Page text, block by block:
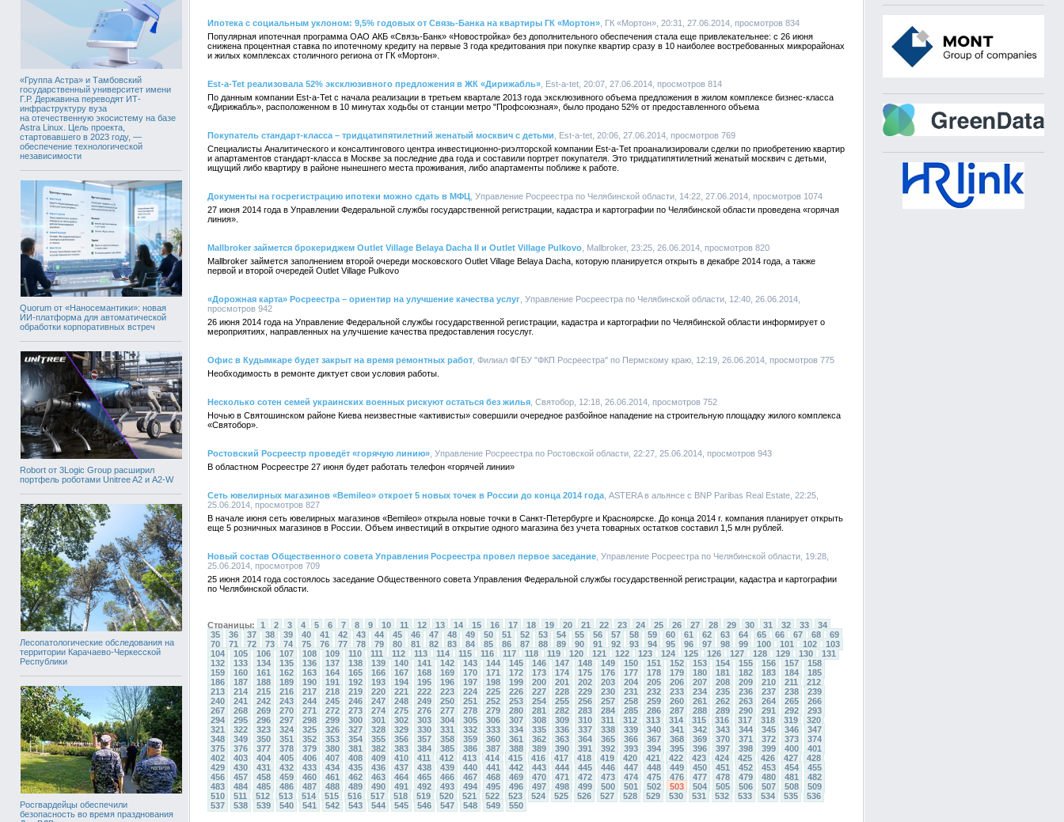
«Группа Астра» и Тамбовский
государственный университет имени
Г.Р. Державина переводят ИТ-
инфраструктуру вуза
на отечественную экосистему на базе
Astra Linux. Цель проекта,
стартовавшего в 2023 году, —
обеспечение технологической
независимости
Quorum от «Наносемантики»: новая
ИИ-платформа для автоматической
обработки корпоративных встреч
Robort от 3Logic Group расширил
портфель роботами Unitree A2 и A2-W
Лесопатологические обследования на
территории Карачаево-Черкесской
Республики
Росгвардейцы обеспечили
безопасность во время празднования
Ипотека с социальным уклоном: 9,5% годовых от Связь-Банка на квартиры ГК «Мортон» , ГК «Мортон», 20:31, 27.06.2014, просмотров 834
Популярная ипотечная программа ОАО АКБ «Связь-Банк» «Новостройка» без дополнительного обеспечения стала еще привлекательнее: с 26 июня
снижена процентная ставка по ипотечному кредиту на первые 3 года кредитования при покупке квартир сразу в 10 наиболее востребованных микрорайонах
и жилых комплексах столичного региона от ГК «Мортон».
Est-a-Tet реализовала 52% эксклюзивного предложения в ЖК «Дирижабль» , Est-a-tet, 20:07, 27.06.2014, просмотров 814
По данным компании Est-a-Tet с начала реализации в третьем квартале 2013 года эксклюзивного объема предложения в жилом комплексе бизнес-класса
«Дирижабль», расположенном в 10 минутах ходьбы от станции метро "Профсоюзная», было продано 52% от предоставленного объема
Покупатель стандарт-класса – тридцатипятилетний женатый москвич с детьми , Est-a-tet, 20:06, 27.06.2014, просмотров 769
Специалисты Аналитического и консалтингового центра инвестиционно-риэлторской компании Est-a-Tet проанализировали сделки по приобретению квартир
и апартаментов стандарт-класса в Москве за последние два года и составили портрет покупателя. Это тридцатипятилетний женатый москвич с детьми,
ищущий либо квартиру в районе нынешнего места проживания, либо апартаменты поближе к работе.
Документы на госрегистрацию ипотеки можно сдать в МФЦ , Управление Росреестра по Челябинской области, 14:22, 27.06.2014, просмотров 1074
27 июня 2014 года в Управлении Федеральной службы государственной регистрации, кадастра и картографии по Челябинской области проведена «горячая
линия».
Mallbroker займется брокериджем Outlet Village Belaya Dacha II и Outlet Village Pulkovo , Mallbroker, 23:25, 26.06.2014, просмотров 820
Mallbroker займется заполнением второй очереди московского Outlet Village Belaya Dacha, которую планируется открыть в декабре 2014 года, а также
первой и второй очередей Outlet Village Pulkovo
«Дорожная карта» Росреестра – ориентир на улучшение качества услуг , Управление Росреестра по Челябинской области, 12:40, 26.06.2014,
просмотров 942
26 июня 2014 года на Управление Федеральной службы государственной регистрации, кадастра и картографии по Челябинской области информирует о
мероприятиях, направленных на улучшение качества предоставления госуслуг.
Офис в Кудымкаре будет закрыт на время ремонтных работ , Филиал ФГБУ "ФКП Росреестра" по Пермскому краю, 12:19, 26.06.2014, просмотров 775
Необходимость в ремонте диктует свои условия работы.
Несколько сотен семей украинских военных рискуют остаться без жилья , Святобор, 12:18, 26.06.2014, просмотров 752
Ночью в Святошинском районе Киева неизвестные «активисты» совершили очередное разбойное нападение на строительную площадку жилого комплекса
«Святобор».
Ростовский Росреестр проведёт «горячую линию» , Управление Росреестра по Ростовской области, 22:27, 25.06.2014, просмотров 943
В областном Росреестре 27 июня будет работать телефон «горячей линии»
Сеть ювелирных магазинов «Bemileo» откроет 5 новых точек в России до конца 2014 года , ASTERA в альянсе с BNP Paribas Real Estate, 22:25,
25.06.2014, просмотров 827
В начале июня сеть ювелирных магазинов «Bemileo» открыла новые точки в Санкт-Петербурге и Красноярске. До конца 2014 г. компания планирует открыть
еще 5 розничных магазинов в России. Объем инвестиций в открытие одного магазина без учета товарных остатков составил 1,5 млн рублей.
Новый состав Общественного совета Управления Росреестра провел первое заседание , Управление Росреестра по Челябинской области, 19:28,
25.06.2014, просмотров 709
25 июня 2014 года состоялось заседание Общественного совета Управления Федеральной службы государственной регистрации, кадастра и картографии
по Челябинской области.
Страницы: 1 2 3 4 5 6 7 8 9 10 11 12 13 14 15 16 17 18 19 20 21 22 23 24 25 26 27 28 29 30 31 32 33
34
35
36 37 38 39 40 41 42 43 44 45 46 47 48 49 50 51 52 53 54 55 56 57 58 59 60 61 62 63 64 65 66 67 68
69
70
71 72 73 74 75 76 77 78 79 80 81 82 83 84 85 86 87 88 89 90 91 92 93 94 95 96 97 98 99 100 101 102
103
104
105 106 107 108 109 110 111 112 113 114 115 116 117 118 119 120 121 122 123 124 125 126 127 128 129 130
131
132
133 134 135 136 137 138 139 140 141 142 143 144 145 146 147 148 149 150 151 152 153 154 155 156 157
158
159
160 161 162 163 164 165 166 167 168 169 170 171 172 173 174 175 176 177 178 179 180 181 182 183 184
185
186
187 188 189 190 191 192 193 194 195 196 197 198 199 200 201 202 203 204 205 206 207 208 209 210 211
212
213
214 215 216 217 218 219 220 221 222 223 224 225 226 227 228 229 230 231 232 233 234 235 236 237 238
239
240
241 242 243 244 245 246 247 248 249 250 251 252 253 254 255 256 257 258 259 260 261 262 263 264 265
266
267
268 269 270 271 272 273 274 275 276 277 278 279 280 281 282 283 284 285 286 287 288 289 290 291 292
293
294
295 296 297 298 299 300 301 302 303 304 305 306 307 308 309 310 311 312 313 314 315 316 317 318 319
320
321
322 323 324 325 326 327 328 329 330 331 332 333 334 335 336 337 338 339 340 341 342 343 344 345 346
347
348
349 350 351 352 353 354 355 356 357 358 359 360 361 362 363 364 365 366 367 368 369 370 371 372 373
374
375
376 377 378 379 380 381 382 383 384 385 386 387 388 389 390 391 392 393 394 395 396 397 398 399 400
401
402
403 404 405 406 407 408 409 410 411 412 413 414 415 416 417 418 419 420 421 422 423 424 425 426 427
428
429
430 431 432 433 434 435 436 437 438 439 440 441 442 443 444 445 446 447 448 449 450 451 452 453 454
455
456
457 458 459 460 461 462 463 464 465 466 467 468 469 470 471 472 473 474 475 476 477 478 479 480 481
482
483
484 485 486 487 488 489 490 491 492 493 494 495 496 497 498 499 500 501 502 503 504 505 506 507 508
509
510
511 512 513 514 515 516 517 518 519 520 521 522 523 524 525 526 527 528 529 530 531 532 533 534 535
536
537
538 539 540 541 542 543 544 545 546 547 548 549 550